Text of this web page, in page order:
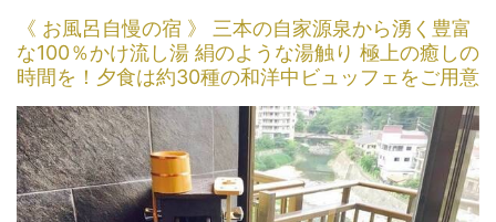
《 お風呂自慢の宿 》 三本の自家源泉から湧く豊富
な100％かけ流し湯 絹のような湯触り 極上の癒しの
時間を！夕食は約30種の和洋中ビュッフェをご用意